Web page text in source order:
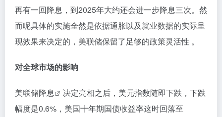
再有一回降息，到2025年大约还会进一步降息三次。然
而呢具体的实施全然是依据通胀以及就业数据的实际呈
现效果来决定的，美联储保留了足够的政策灵活性 。
对全球市场的影响
美联储降息
决定亮相之后，美元指数随即下跌，下跌
幅度是0.6%，美国十年期国债收益率这时回落至